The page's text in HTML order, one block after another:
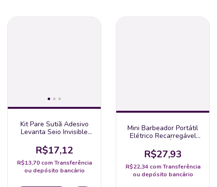
Kit Pare Sutiã Adesivo
Levanta Seio Invisible
Coelho - 1 Par
R$17,12
R$13,70 com Transferência
ou depósito bancário
Mini Barbeador Portátil
Elétrico Recarregável
R$27,93
R$22,34 com Transferência
ou depósito bancário